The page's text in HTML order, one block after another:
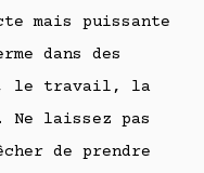
mais puissante
dans des
le travail, la
Ne laissez pas
de prendre